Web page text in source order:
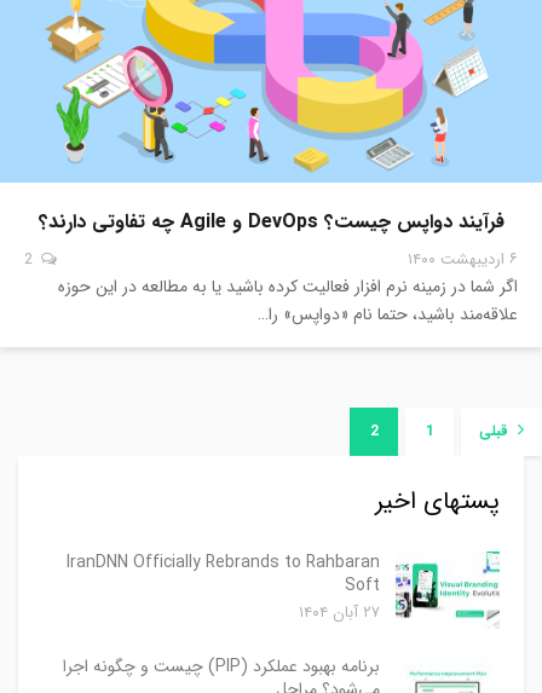
فرآیند دواپس چیست؟ DevOps و Agile چه تفاوتی دارند؟
۶ اردیبهشت ۱۴۰۰
اگر شما در زمینه نرم افزار فعالیت کرده باشید یا به مطالعه در این حوزه
علاقه‌مند باشید، حتما نام «دواپس» را…
قبلی 1
2
پستهای اخیر
IranDNN Officially Rebrands to Rahbaran
Soft
۲۷ آبان ۱۴۰۴
برنامه بهبود عملکرد (PIP) چیست و چگونه اجرا